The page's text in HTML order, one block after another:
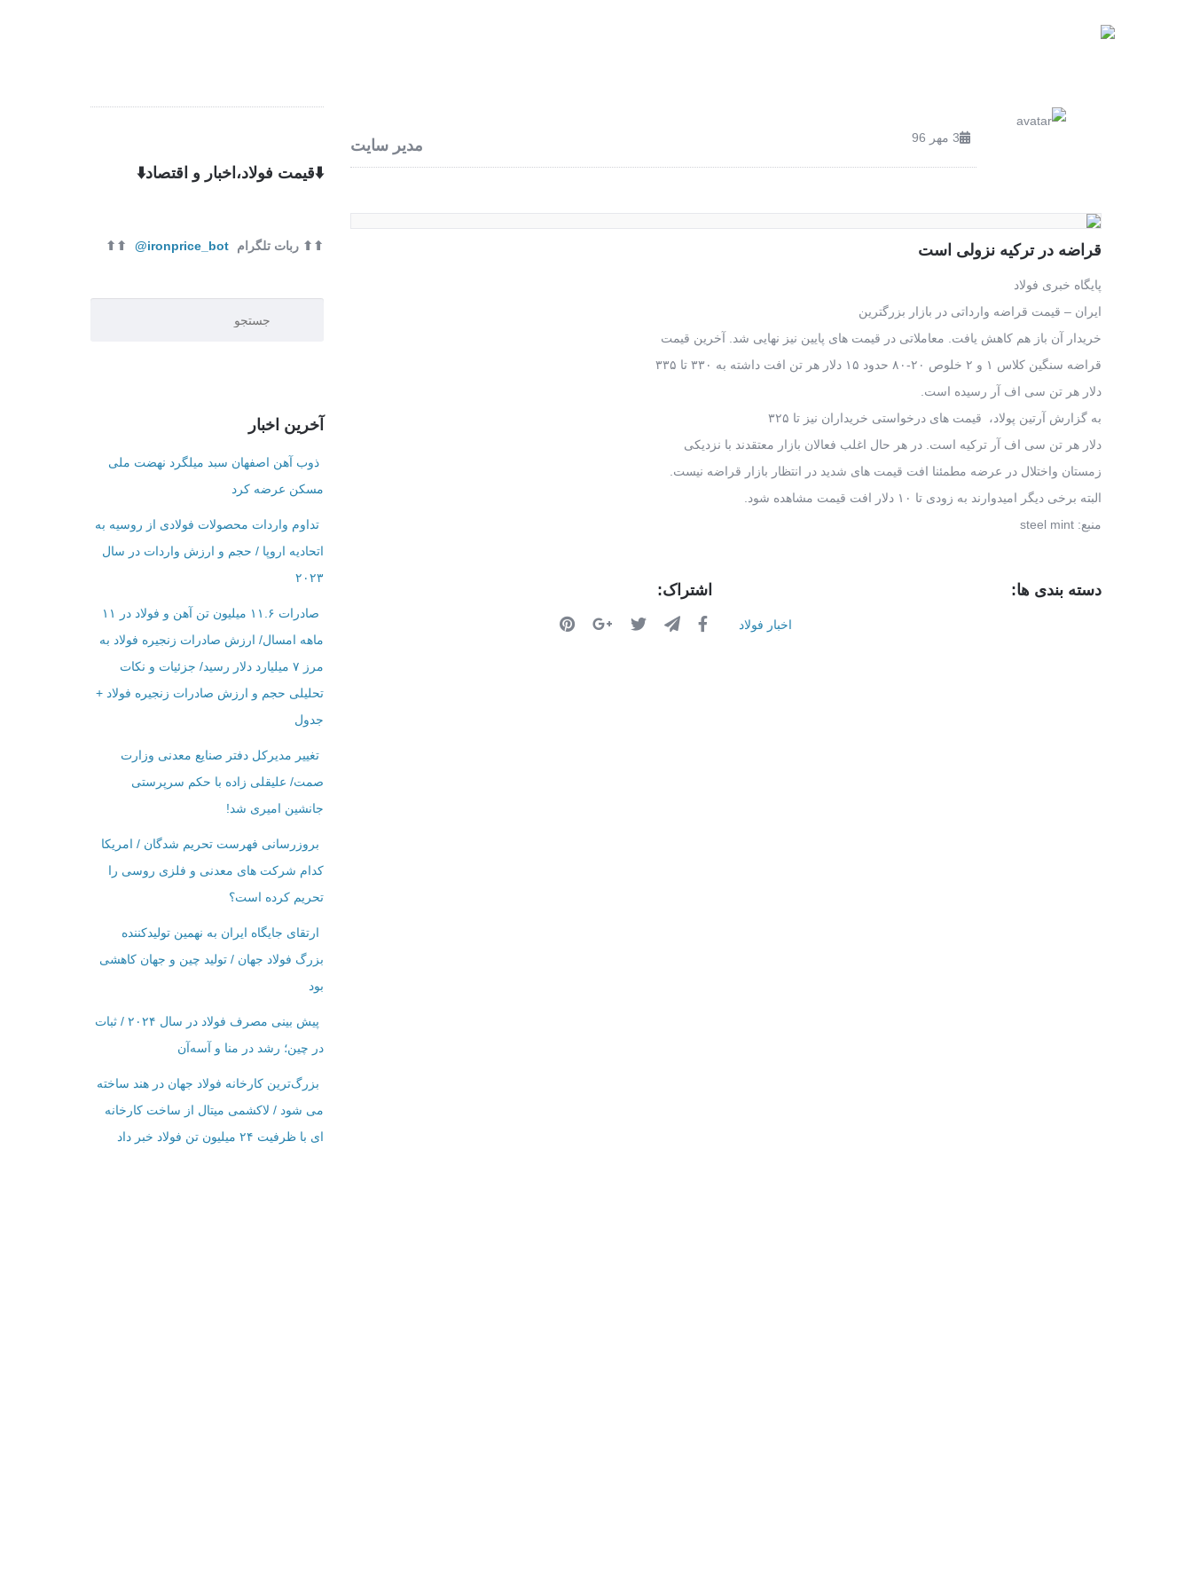
مدیر سایت 3 مهر 96
قراضه در ترکیه نزولی است
پایگاه خبری فولاد
ایران – قیمت قراضه وارداتی در بازار بزرگترین
خریدار آن باز هم کاهش یافت. معاملاتی در قیمت های پایین نیز نهایی شد. آخرین قیمت
قراضه سنگین کلاس ۱ و ۲ خلوص ۲۰-۸۰ حدود ۱۵ دلار هر تن افت داشته به ۳۳۰ تا ۳۳۵
دلار هر تن سی اف آر رسیده است.
به گزارش آرتین پولاد، قیمت های درخواستی خریداران نیز تا ۳۲۵
دلار هر تن سی اف آر ترکیه است. در هر حال اغلب فعالان بازار معتقدند با نزدیکی
زمستان واختلال در عرضه مطمئنا افت قیمت های شدید در انتظار بازار قراضه نیست.
البته برخی دیگر امیدوارند به زودی تا ۱۰ دلار افت قیمت مشاهده شود.
منبع: steel mint
دسته بندی ها:
اخبار فولاد
اشتراک:
⬇️قیمت فولاد،اخبار و اقتصاد⬇️
⬆⬆ ربات تلگرام ironprice_bot@
⬆⬆
آخرین اخبار
ذوب آهن اصفهان سبد میلگرد نهضت ملی
مسکن عرضه کرد
تداوم واردات محصولات فولادی از روسیه به
اتحادیه اروپا / حجم و ارزش واردات در سال
۲۰۲۳
صادرات ۱۱.۶ میلیون تن آهن و فولاد در ۱۱
ماهه امسال/ ارزش صادرات زنجیره فولاد به
مرز ۷ میلیارد دلار رسید/ جزئیات و نکات
تحلیلی حجم و ارزش صادرات زنجیره فولاد +
جدول
تغییر مدیرکل دفتر صنایع معدنی وزارت
صمت/ علیقلی زاده با حکم سرپرستی
جانشین امیری شد!
بروزرسانی فهرست تحریم شدگان / امریکا
کدام شرکت ‌های معدنی و فلزی روسی را
تحریم کرده است؟
ارتقای جایگاه ایران به نهمین تولیدکننده
بزرگ فولاد جهان / تولید چین و جهان کاهشی
بود
پیش بینی مصرف فولاد در سال ۲۰۲۴ / ثبات
در چین؛ رشد در منا و آسه‌آن
بزرگ‌ترین کارخانه فولاد جهان در هند ساخته
می شود / لاکشمی میتال از ساخت کارخانه
ای با ظرفیت ۲۴ میلیون تن فولاد خبر داد